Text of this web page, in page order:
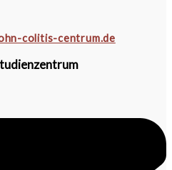
colitis-centrum.de